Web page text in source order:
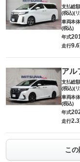
支払総額
(税込)(
車両本
(税込)
年式
走行
アル
支払総額
(税込)(
車両本
(税込)
年式
走行
こ